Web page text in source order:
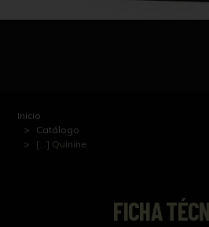
Inicio
Catálogo
[...] Quinine
FICHA